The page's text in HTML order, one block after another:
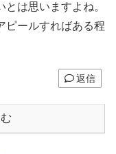
は思いますよね。
ピールすればある程
返信